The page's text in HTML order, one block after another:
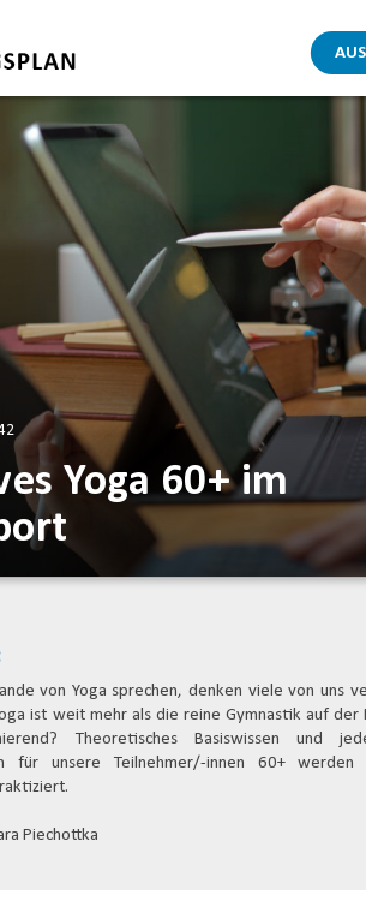
Yoga 60+ im
von Yoga sprechen, denken viele von uns
ist weit mehr als die reine Gymnastik auf
Theoretisches Basiswissen und
für unsere Teilnehmer/-innen 60+
Piechottka